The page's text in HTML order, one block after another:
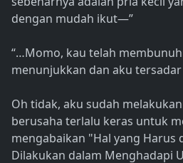
dengan mudah ikut—”
“…Momo, kau telah
menunjukkan dan aku
Oh tidak, aku sudah
berusaha terlalu keras untuk
mengabaikan "Hal yang Harus
Dilakukan dalam Menghadapi